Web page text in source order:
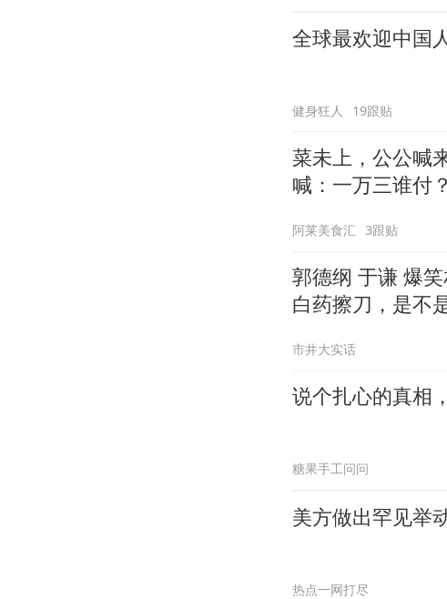
全球最欢迎中国
健身狂人 19跟贴
菜未上，公公喊
喊：一万三谁付？
阿莱美食汇 3跟贴
郭德纲 于谦 爆
白药擦刀，是不
市井大实话
说个扎心的真相
糖果手工问问
美方做出罕见举
热点一网打尽